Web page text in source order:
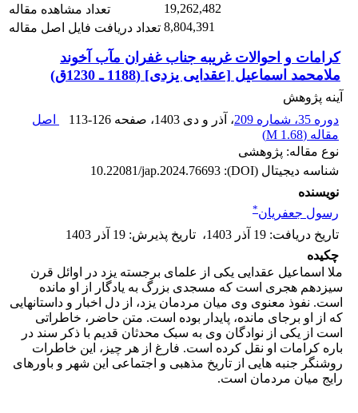
تعداد مشاهده مقاله
19,262,482
تعداد دریافت فایل اصل مقاله 8,804,391
کرامات و احوالات غریبه جناب غفران مآب آخوند
ملامحمد اسماعیل [عقدایی یزدی] (1188 ـ 1230ق)
آینه پژوهش
دوره 35، شماره 209
، آذر و دی 1403 ، صفحه 113-126
اصل
مقاله (1.68 M
)
نوع مقاله: پژوهشی
شناسه دیجیتال (DOI):
10.22081/jap.2024.76693
نویسنده
رسول جعفریان*
تاریخ دریافت: 19 آذر 1403 ، تاریخ پذیرش: 19 آذر 1403
چکیده
ملا اسماعیل عقدایی یکی از علمای برجسته یزد در اوائل قرن
سیزدهم هجری است که مسجدی بزرگ به یادگار از او مانده
است. نفوذ معنوی وی میان مردمان یزد، از دل اخبار و داستانهایی
که از او برجای مانده، پایدار بوده است. متن حاضر، خاطراتی
است از یکی از نوادگان وی به سبک محدثان قدیم با ذکر سند در
باره کرامات او نقل کرده است. فارغ از هر چیز، این خاطرات
روشنگر جنبه هایی از تاریخ مذهبی و اجتماعی این شهر و باورهای
رایج میان مردمان است.